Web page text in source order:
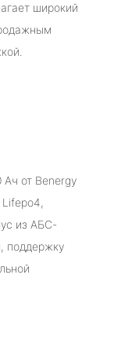
широкий
от Benergy
Lifepo4,
из АБС-
поддержку